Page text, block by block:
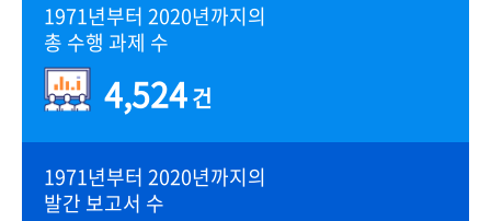
1971년부터 2020년까지의
총 수행 과제 수
4,524건
1971년부터 2020년까지의
발간 보고서 수